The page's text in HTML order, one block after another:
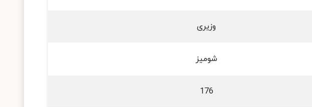
وزیری
شومیز
176